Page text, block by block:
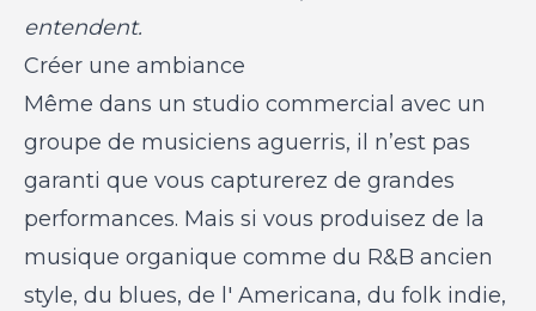
entendent.
Créer une ambiance
Même dans un studio commercial avec un
groupe de musiciens aguerris, il n’est pas
garanti que vous capturerez de grandes
performances. Mais si vous produisez de la
musique organique comme du R&B ancien
style, du blues, de l' Americana, du folk indie,